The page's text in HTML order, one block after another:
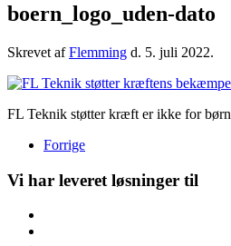
boern_logo_uden-dato
Skrevet afFlemming d. 5. juli 2022.
FL Teknik støtter kræft er ikke for børn
Forrige
Vi har leveret løsninger til